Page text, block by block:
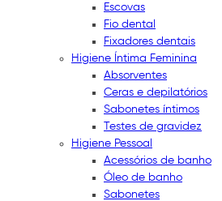
Escovas
Fio dental
Fixadores dentais
Higiene Íntima Feminina
Absorventes
Ceras e depilatórios
Sabonetes íntimos
Testes de gravidez
Higiene Pessoal
Acessórios de banho
Óleo de banho
Sabonetes